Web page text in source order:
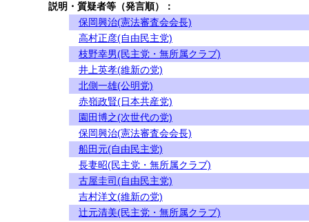
説明・質疑者等（発言順）：
保岡興治(憲法審査会会長)
高村正彦(自由民主党)
枝野幸男(民主党・無所属クラブ)
井上英孝(維新の党)
北側一雄(公明党)
赤嶺政賢(日本共産党)
園田博之(次世代の党)
保岡興治(憲法審査会会長)
船田元(自由民主党)
長妻昭(民主党・無所属クラブ)
古屋圭司(自由民主党)
吉村洋文(維新の党)
辻元清美(民主党・無所属クラブ)